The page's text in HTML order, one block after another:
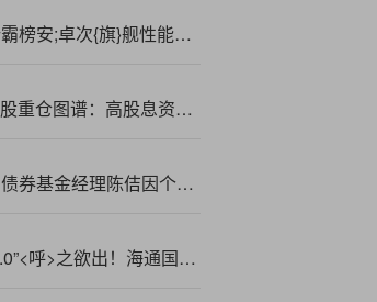
联发科强势霸榜安;卓次{旗}舰性能榜！清一色全是天玑8系芯片
万亿险资A;股重仓图谱：高股息资产“压舱”
达‘诚’腾‘益’债券基金经理陈佶因个人原因离任
“中国奈飞2.0”<呼>之欲出！海通国际首予中国儒意“跑赢大市”评级 目标价4.5港元